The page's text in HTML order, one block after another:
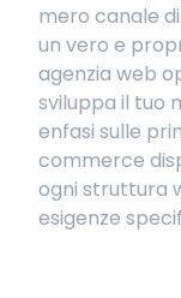
mero canale
un vero e
agenzia web
sviluppa il tuo
enfasi sulle
commerce
ogni struttura
esigenze